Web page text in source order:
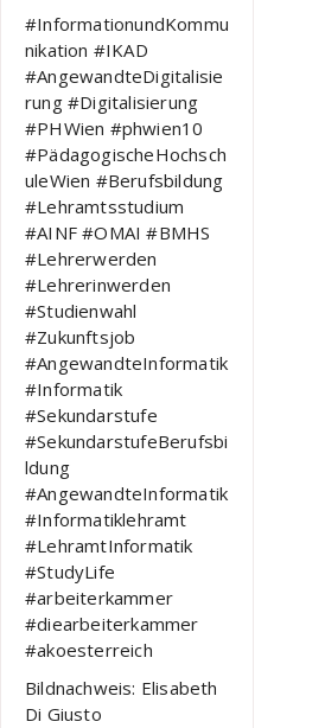
#InformationundKommu
nikation #IKAD
#AngewandteDigitalisie
rung #Digitalisierung
#PHWien #phwien10
#PädagogischeHochsch
uleWien #Berufsbildung
#Lehramtsstudium
#AINF #OMAI #BMHS
#Lehrerwerden
#Lehrerinwerden
#Studienwahl
#Zukunftsjob
#AngewandteInformatik
#Informatik
#Sekundarstufe
#SekundarstufeBerufsbi
ldung
#AngewandteInformatik
#Informatiklehramt
#LehramtInformatik
#StudyLife
#arbeiterkammer
#diearbeiterkammer
#akoesterreich
Bildnachweis: Elisabeth
Di Giusto